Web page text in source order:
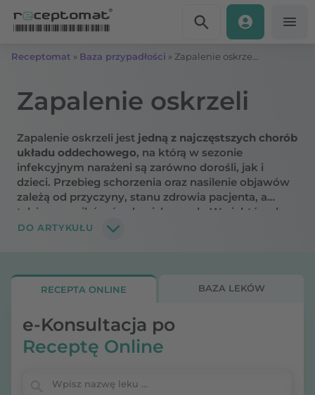
Receptomat » Baza przypadłości »
Zapalenie oskrzeli
Zapalenie oskrzeli jest jedną z najczęstszych chorób
układu oddechowego, na którą w sezonie
infekcyjnym narażeni są zarówno dorośli, jak i
dzieci. Przebieg schorzenia oraz nasilenie objawów
zależą od przyczyny, stanu zdrowia pacjenta, a
także czynników środowiskowych. W niektórych
przypadkachzapalenie oskrzeli może przebiegać
DO ARTYKUŁU
RECEPTA ONLINE BAZA LEKÓW
e-Konsultacja po
Receptę Online
Wpisz nazwę leku